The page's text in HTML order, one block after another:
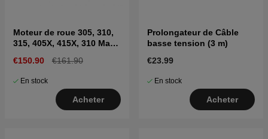
Moteur de roue 305, 310,
315, 405X, 415X, 310 Mark
€150.90 €161.90
En stock
Acheter
Prolongateur de Câble
basse tension (3 m)
€23.99
En stock
Acheter